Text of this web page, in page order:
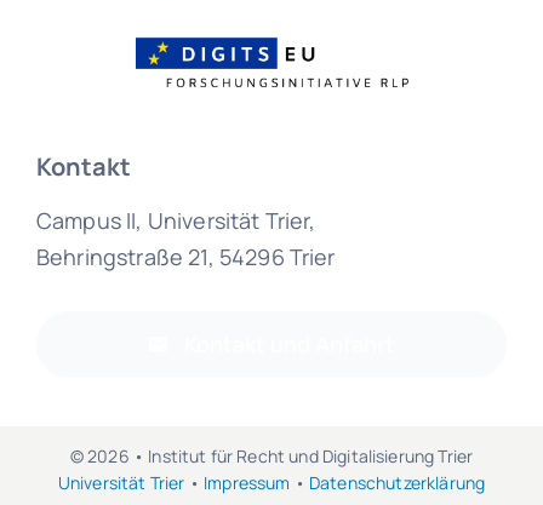
Kontakt
Campus II, Universität Trier,
Behringstraße 21, 54296 Trier
© 2026 • Institut für Recht und Digitalisierung Trier
Universität Trier • Impressum • Datenschutzerklärung